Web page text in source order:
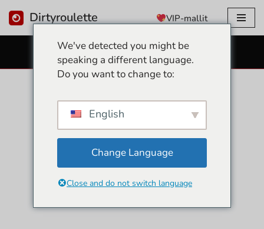
Dirtyroulette VIP-mallit
ILMAISET SEKSIVERKKOKAMERAT
We've detected you might be
speaking a different language.
Do you want to change to:
English
Change Language
Close and do not switch language